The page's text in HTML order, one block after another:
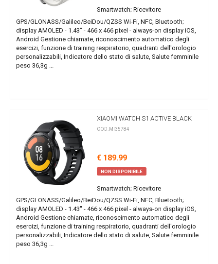
Smartwatch; Ricevitore
GPS/GLONASS/Galileo/BeiDou/QZSS Wi-Fi, NFC, Bluetooth;
display AMOLED - 1.43" - 466 x 466 pixel - always-on display iOS,
Android Gestione chiamate, riconoscimento automatico degli
esercizi, funzione di training respiratorio, quadranti dell'orologio
personalizzabili, Indicatore dello stato di salute, Salute femminile
peso 36,3g ...
XIAOMI WATCH S1 ACTIVE BLACK
COD.MI35784
€ 189.99
NON DISPONIBILE
Smartwatch; Ricevitore
GPS/GLONASS/Galileo/BeiDou/QZSS Wi-Fi, NFC, Bluetooth;
display AMOLED - 1.43" - 466 x 466 pixel - always-on display iOS,
Android Gestione chiamate, riconoscimento automatico degli
esercizi, funzione di training respiratorio, quadranti dell'orologio
personalizzabili, Indicatore dello stato di salute, Salute femminile
peso 36,3g ...